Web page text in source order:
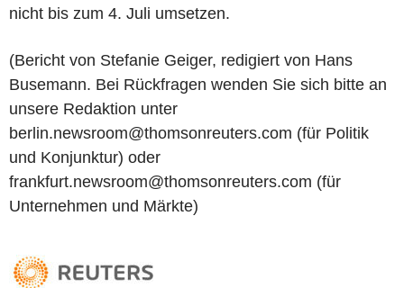
nicht bis zum 4. Juli umsetzen.
(Bericht von Stefanie Geiger, redigiert von Hans
Busemann. Bei Rückfragen wenden Sie sich bitte an
unsere Redaktion unter
berlin.newsroom@thomsonreuters.com (für Politik
und Konjunktur) oder
frankfurt.newsroom@thomsonreuters.com (für
Unternehmen und Märkte)